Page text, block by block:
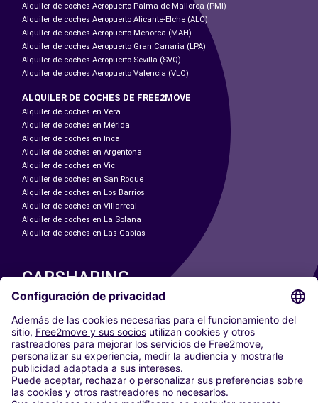
Alquiler de coches Aeropuerto Palma de Mallorca (PMI)
Alquiler de coches Aeropuerto Alicante-Elche (ALC)
Alquiler de coches Aeropuerto Menorca (MAH)
Alquiler de coches Aeropuerto Gran Canaria (LPA)
Alquiler de coches Aeropuerto Sevilla (SVQ)
Alquiler de coches Aeropuerto Valencia (VLC)
ALQUILER DE COCHES DE FREE2MOVE
Alquiler de coches en Vera
Alquiler de coches en Mérida
Alquiler de coches en Inca
Alquiler de coches en Argentona
Alquiler de coches en Vic
Alquiler de coches en San Roque
Alquiler de coches en Los Barrios
Alquiler de coches en Villarreal
Alquiler de coches en La Solana
Alquiler de coches en Las Gabias
CARSHARING
NUESTRAS CIUDADES
Paris
Madrid
Washington DC
Milán
Roma
Turín
Viena